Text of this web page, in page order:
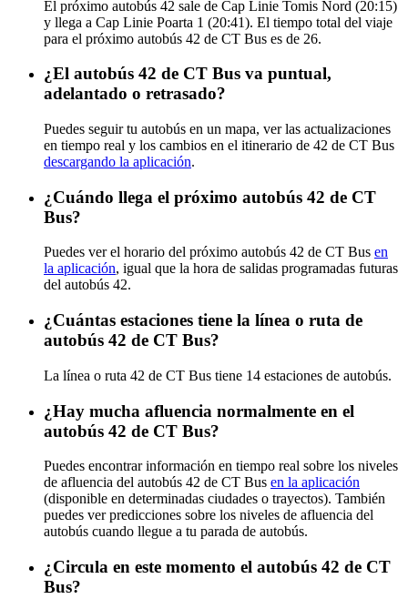
El próximo autobús 42 sale de Cap Linie Tomis Nord (20:15)
y llega a Cap Linie Poarta 1 (20:41). El tiempo total del viaje
para el próximo autobús 42 de CT Bus es de 26.
¿El autobús 42 de CT Bus va puntual,
adelantado o retrasado?
Puedes seguir tu autobús en un mapa, ver las actualizaciones
en tiempo real y los cambios en el itinerario de 42 de CT Bus
descargando la aplicación.
¿Cuándo llega el próximo autobús 42 de CT
Bus?
Puedes ver el horario del próximo autobús 42 de CT Bus en
la aplicación, igual que la hora de salidas programadas futuras
del autobús 42.
¿Cuántas estaciones tiene la línea o ruta de
autobús 42 de CT Bus?
La línea o ruta 42 de CT Bus tiene 14 estaciones de autobús.
¿Hay mucha afluencia normalmente en el
autobús 42 de CT Bus?
Puedes encontrar información en tiempo real sobre los niveles
de afluencia del autobús 42 de CT Bus en la aplicación
(disponible en determinadas ciudades o trayectos). También
puedes ver predicciones sobre los niveles de afluencia del
autobús cuando llegue a tu parada de autobús.
¿Circula en este momento el autobús 42 de CT
Bus?